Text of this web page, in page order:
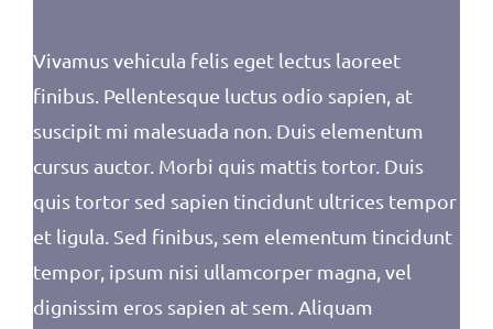
Vivamus vehicula felis eget lectus laoreet
finibus. Pellentesque luctus odio sapien, at
suscipit mi malesuada non. Duis elementum
cursus auctor. Morbi quis mattis tortor. Duis
quis tortor sed sapien tincidunt ultrices tempor
et ligula. Sed finibus, sem elementum tincidunt
tempor, ipsum nisi ullamcorper magna, vel
dignissim eros sapien at sem. Aliquam